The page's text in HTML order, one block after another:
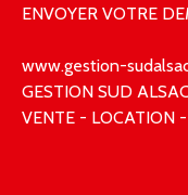
ENVOYER VOTRE
www.gestion-
GESTION SUD
VENTE - LOCATION